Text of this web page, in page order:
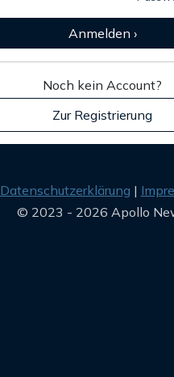
Anmelden ›
Noch kein Account?
Zur Registrierung
Datenschutzerklärung
© 2023 - 2026 Apollo